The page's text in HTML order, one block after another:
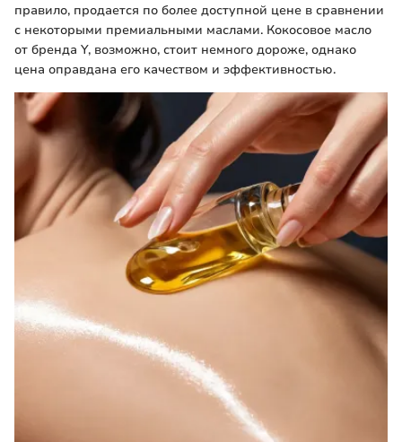
правило, продается по более доступной цене в сравнении
с некоторыми премиальными маслами. Кокосовое масло
от бренда Y, возможно, стоит немного дороже, однако
цена оправдана его качеством и эффективностью.